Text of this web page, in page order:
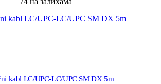
kabl LC/UPC-LC/UPC SM DX 5m